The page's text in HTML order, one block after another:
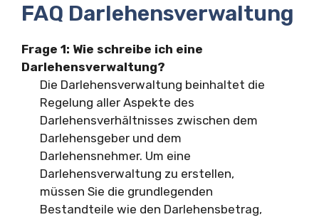
FAQ Darlehensverwaltung
Frage 1: Wie schreibe ich eine
Darlehensverwaltung?
Die Darlehensverwaltung beinhaltet die
Regelung aller Aspekte des
Darlehensverhältnisses zwischen dem
Darlehensgeber und dem
Darlehensnehmer. Um eine
Darlehensverwaltung zu erstellen,
müssen Sie die grundlegenden
Bestandteile wie den Darlehensbetrag,